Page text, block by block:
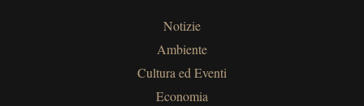
Notizie
Ambiente
Cultura ed Eventi
Economia